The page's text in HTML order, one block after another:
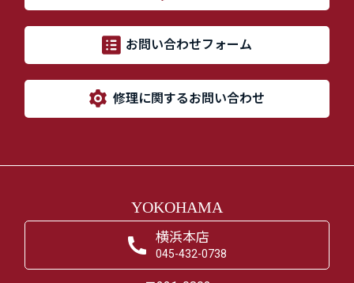
お問い合わせフォーム
修理に関するお問い合わせ
YOKOHAMA
横浜本店
045-432-0738